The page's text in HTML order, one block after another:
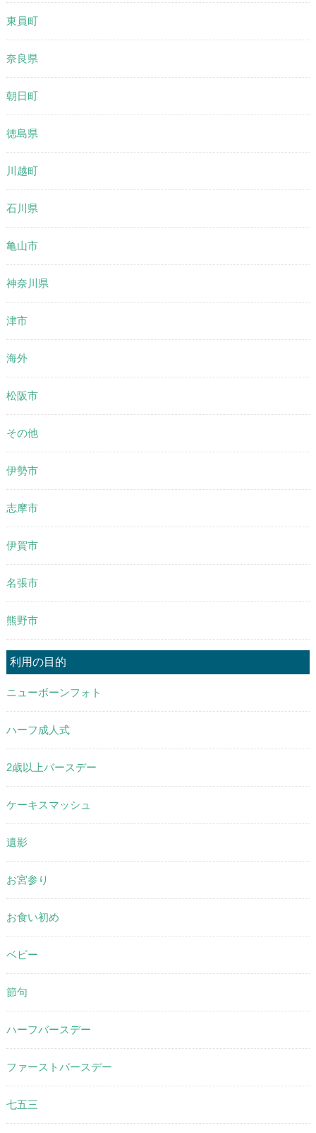
東員町
奈良県
朝日町
徳島県
川越町
石川県
亀山市
神奈川県
津市
海外
松阪市
その他
伊勢市
志摩市
伊賀市
名張市
熊野市
利用の目的
ニューボーンフォト
ハーフ成人式
2歳以上バースデー
ケーキスマッシュ
遺影
お宮参り
お食い初め
ベビー
節句
ハーフバースデー
ファーストバースデー
七五三